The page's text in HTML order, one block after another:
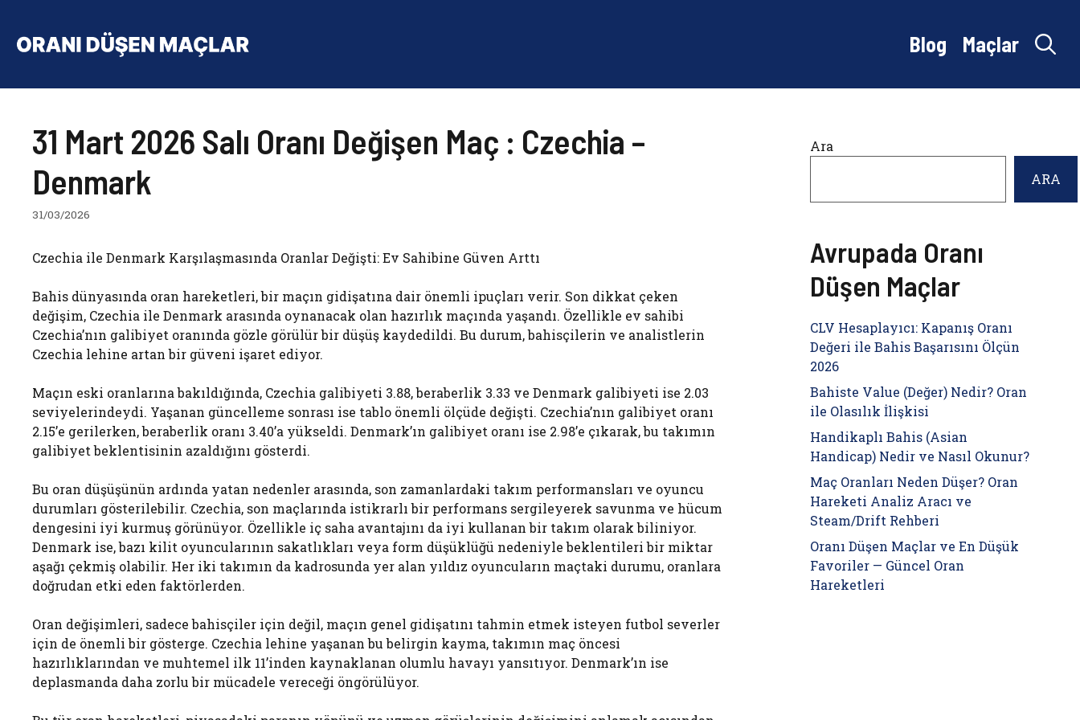
Blog Maçlar
31 Mart 2026 Salı Oranı Değişen Maç : Czechia –
Denmark
31/03/2026
Czechia ile Denmark Karşılaşmasında Oranlar Değişti: Ev Sahibine Güven Arttı
Bahis dünyasında oran hareketleri, bir maçın gidişatına dair önemli ipuçları verir. Son dikkat çeken
değişim, Czechia ile Denmark arasında oynanacak olan hazırlık maçında yaşandı. Özellikle ev sahibi
Czechia’nın galibiyet oranında gözle görülür bir düşüş kaydedildi. Bu durum, bahisçilerin ve analistlerin
Czechia lehine artan bir güveni işaret ediyor.
Maçın eski oranlarına bakıldığında, Czechia galibiyeti 3.88, beraberlik 3.33 ve Denmark galibiyeti ise 2.03
seviyelerindeydi. Yaşanan güncelleme sonrası ise tablo önemli ölçüde değişti. Czechia’nın galibiyet oranı
2.15’e gerilerken, beraberlik oranı 3.40’a yükseldi. Denmark’ın galibiyet oranı ise 2.98’e çıkarak, bu takımın
galibiyet beklentisinin azaldığını gösterdi.
Bu oran düşüşünün ardında yatan nedenler arasında, son zamanlardaki takım performansları ve oyuncu
durumları gösterilebilir. Czechia, son maçlarında istikrarlı bir performans sergileyerek savunma ve hücum
dengesini iyi kurmuş görünüyor. Özellikle iç saha avantajını da iyi kullanan bir takım olarak biliniyor.
Denmark ise, bazı kilit oyuncularının sakatlıkları veya form düşüklüğü nedeniyle beklentileri bir miktar
aşağı çekmiş olabilir. Her iki takımın da kadrosunda yer alan yıldız oyuncuların maçtaki durumu, oranlara
doğrudan etki eden faktörlerden.
Oran değişimleri, sadece bahisçiler için değil, maçın genel gidişatını tahmin etmek isteyen futbol severler
için de önemli bir gösterge. Czechia lehine yaşanan bu belirgin kayma, takımın maç öncesi
hazırlıklarından ve muhtemel ilk 11’inden kaynaklanan olumlu havayı yansıtıyor. Denmark’ın ise
deplasmanda daha zorlu bir mücadele vereceği öngörülüyor.
Ara
ARA
Avrupada Oranı
Düşen Maçlar
CLV Hesaplayıcı: Kapanış Oranı
Değeri ile Bahis Başarısını Ölçün
2026
Bahiste Value (Değer) Nedir? Oran
ile Olasılık İlişkisi
Handikaplı Bahis (Asian
Handicap) Nedir ve Nasıl Okunur?
Maç Oranları Neden Düşer? Oran
Hareketi Analiz Aracı ve
Steam/Drift Rehberi
Oranı Düşen Maçlar ve En Düşük
Favoriler — Güncel Oran
Hareketleri